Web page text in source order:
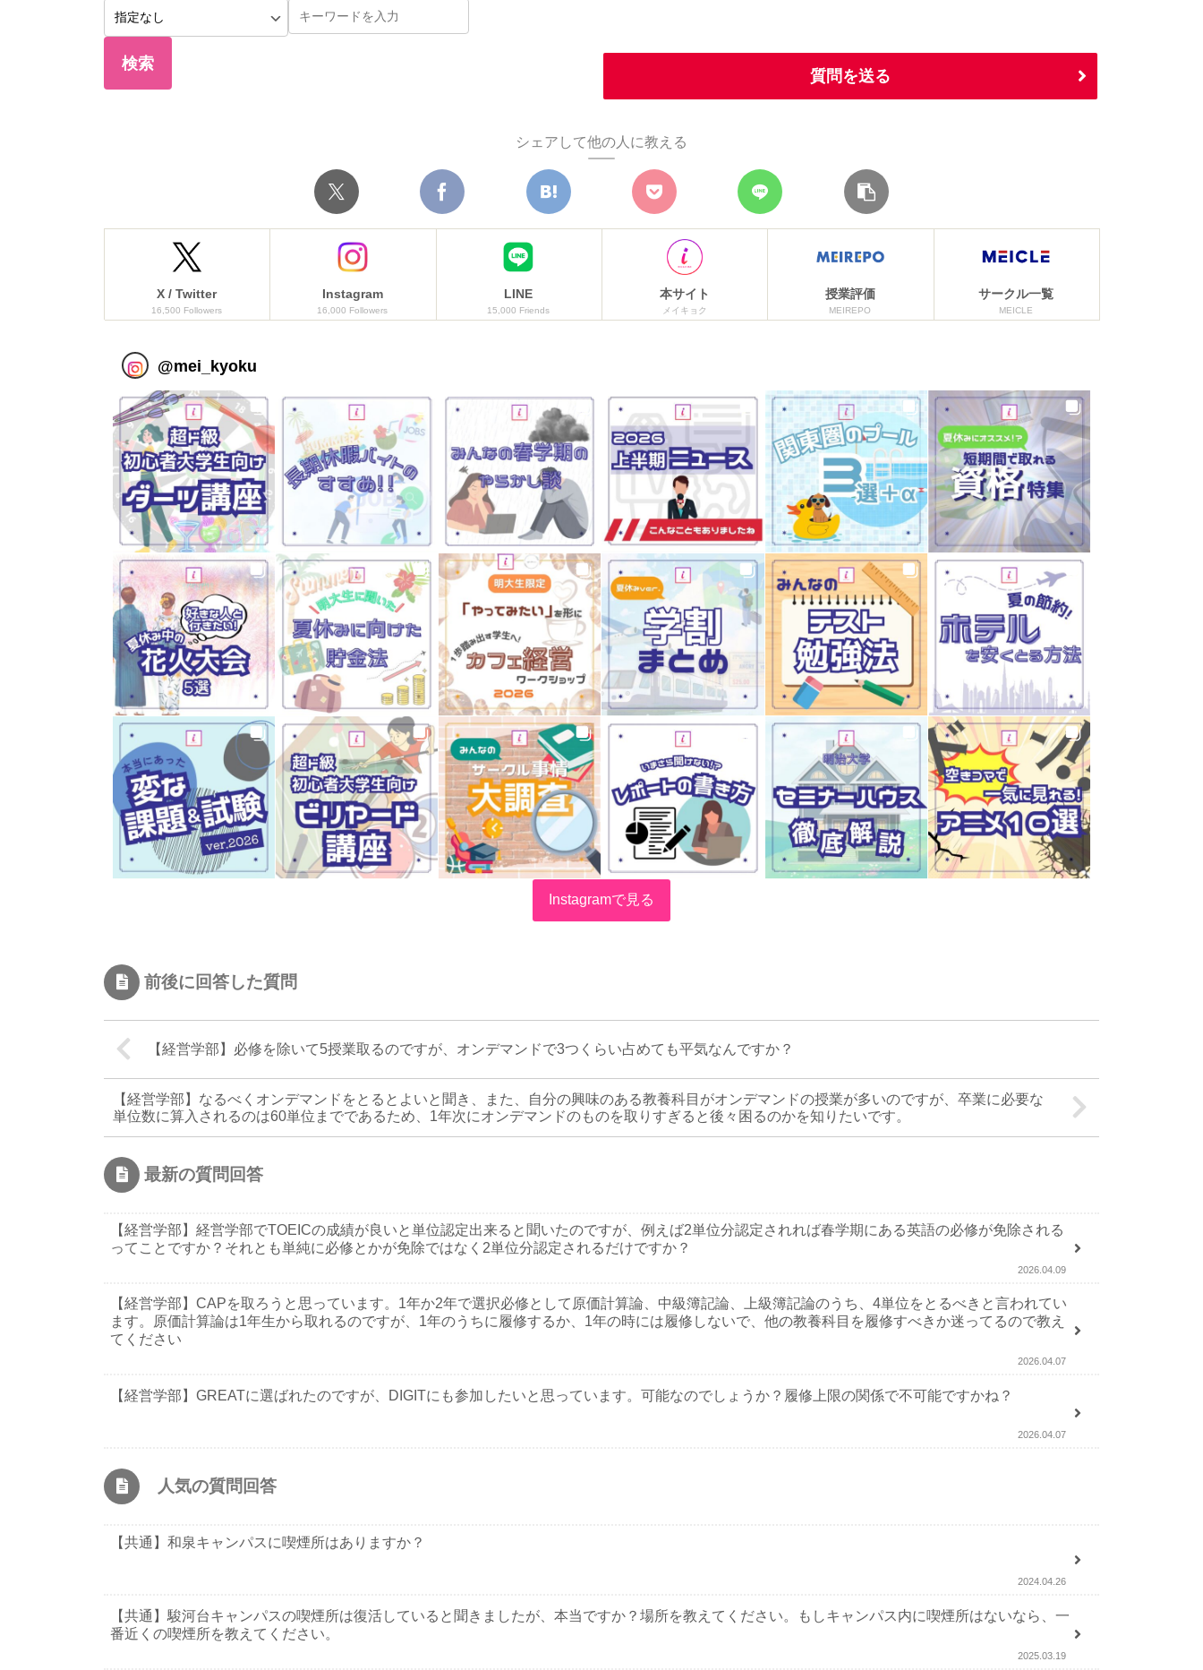
検索
質問を送る
シェアして他の人に教える
X / Twitter
16,500 Followers
Instagram
16,000 Followers
LINE
15,000 Friends
本サイト
メイキョク
授業評価
MEIREPO
サークル一覧
MEICLE
@mei_kyoku
Instagramで見る
前後に回答した質問
【経営学部】必修を除いて5授業取るのですが、オンデマンドで3つくらい占めても平気なんですか？
【経営学部】なるべくオンデマンドをとるとよいと聞き、また、自分の興味のある教養科目がオンデマンドの授業が多いのですが、卒業に必要な
単位数に算入されるのは60単位までであるため、1年次にオンデマンドのものを取りすぎると後々困るのかを知りたいです。
最新の質問回答
【経営学部】経営学部でTOEICの成績が良いと単位認定出来ると聞いたのですが、例えば2単位分認定されれば春学期にある英語の必修が免除される
ってことですか？それとも単純に必修とかが免除ではなく2単位分認定されるだけですか？
2026.04.09
【経営学部】CAPを取ろうと思っています。1年か2年で選択必修として原価計算論、中級簿記論、上級簿記論のうち、4単位をとるべきと言われてい
ます。原価計算論は1年生から取れるのですが、1年のうちに履修するか、1年の時には履修しないで、他の教養科目を履修すべきか迷ってるので教え
てください
2026.04.07
【経営学部】GREATに選ばれたのですが、DIGITにも参加したいと思っています。可能なのでしょうか？履修上限の関係で不可能ですかね？
2026.04.07
人気の質問回答
【共通】和泉キャンパスに喫煙所はありますか？
2024.04.26
【共通】駿河台キャンパスの喫煙所は復活していると聞きましたが、本当ですか？場所を教えてください。もしキャンパス内に喫煙所はないなら、一
番近くの喫煙所を教えてください。
2025.03.19